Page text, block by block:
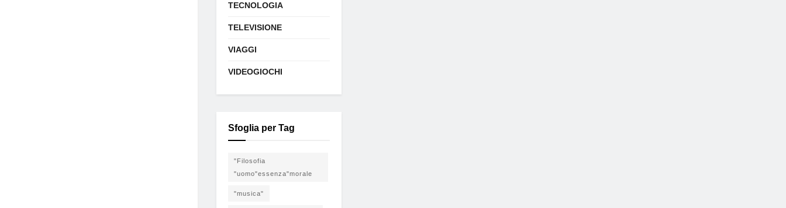
TECNOLOGIA
TELEVISIONE
VIAGGI
VIDEOGIOCHI
Sfoglia per Tag
"Filosofia
"uomo"essenza"morale
"musica"